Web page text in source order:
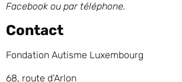
Facebook ou par téléphone.
Contact
Fondation Autisme Luxembourg
68, route d’Arlon